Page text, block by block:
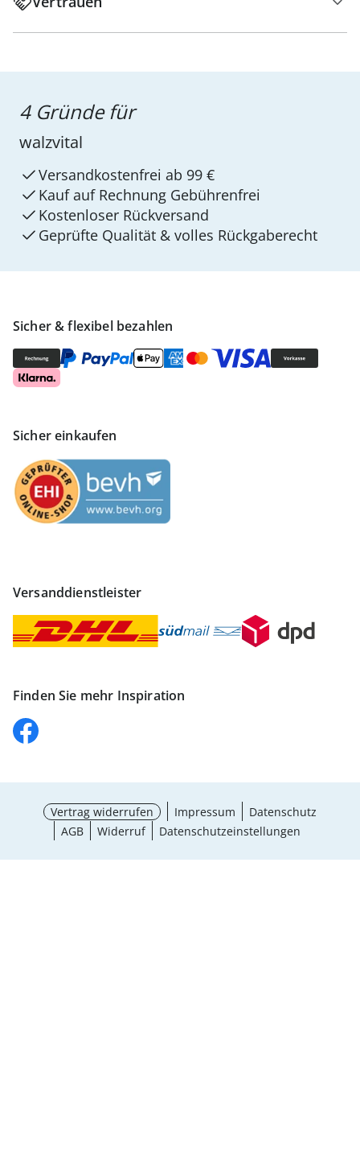
Sicher & flexibel bezahlen
Sicher einkaufen
Versanddienstleister
Finden Sie mehr Inspiration
4 Gründe für
walzvital
Versandkostenfrei ab 99 €
Kauf auf Rechnung Gebührenfrei
Kostenloser Rückversand
Geprüfte Qualität & volles Rückgaberecht
Vertrag widerrufen Impressum
Datenschutz
AGB
Widerruf Datenschutzeinstellungen